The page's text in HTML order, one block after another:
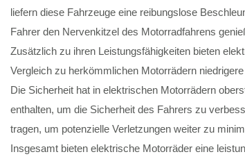
liefern diese Fahrzeuge eine reibungslose
Fahrer den Nervenkitzel des Motorradfahrens
Zusätzlich zu ihren Leistungsfähigkeiten bieten
Vergleich zu herkömmlichen Motorrädern
Die Sicherheit hat in elektrischen Motorrädern
enthalten, um die Sicherheit des Fahrers zu
tragen, um potenzielle Verletzungen weiter zu
Insgesamt bieten elektrische Motorräder eine